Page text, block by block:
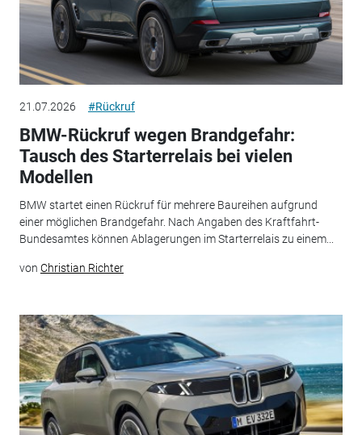
21.07.2026 #Rückruf
BMW-Rückruf wegen Brandgefahr:
Tausch des Starterrelais bei vielen
Modellen
BMW startet einen Rückruf für mehrere Baureihen aufgrund
einer möglichen Brandgefahr. Nach Angaben des Kraftfahrt-
Bundesamtes können Ablagerungen im Starterrelais zu einem...
von Christian Richter